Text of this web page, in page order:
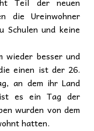
die Ureinwohner
Schulen und keine
wieder besser und
einen ist der 26.
an dem ihr Land
es ein Tag der
wurden von dem
hatten.